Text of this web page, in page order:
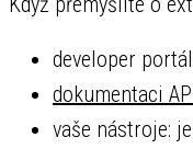
developer
dokumentaci
vaše nástroje: